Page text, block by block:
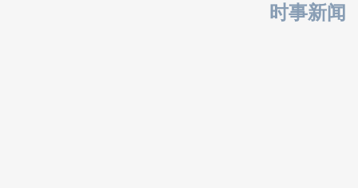
时事新闻